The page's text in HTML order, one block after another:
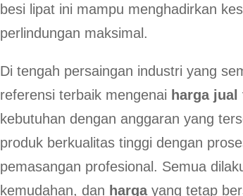
besi lipat ini mampu menghadirkan
perlindungan maksimal.
Di tengah persaingan industri yang
referensi terbaik mengenai harga
kebutuhan dengan anggaran yang
produk berkualitas tinggi dengan
pemasangan profesional. Semua
kemudahan, dan hargayang tetap